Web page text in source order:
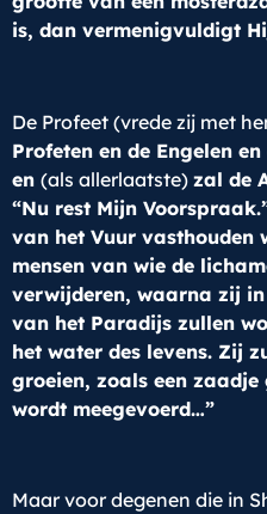
is, dan vermenigvuldigt
De Profeet (vrede zij met
Profeten en de Engelen
en (als allerlaatste) zal de
“Nu rest Mijn
van het Vuur vasthouden
mensen van wie de
verwijderen, waarna zij
van het Paradijs zullen
het water des levens. Zij
groeien, zoals een
wordt meegevoerd…”
Maar voor degenen die in